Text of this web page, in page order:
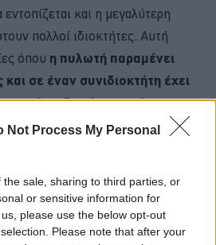
Not Process My Personal
sale, sharing to third parties, or
or sensitive information for
please use the below opt-out
Please note that after your
και η μεγαλύτερη
πολλοί ιδιοκτήτες. Αυτή
όπου η πυλωτή παραμένει
σε έναν συνιδιοκτήτη έχει
το δικαίωμα χρήσης μιας
στάθμευσης.
δικαίωμα αποκλειστικής
από τη σχετική
λανθασμένα ότι επειδή